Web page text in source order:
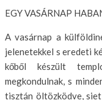
EGY VASÁRNAP
A vasárnap a
jelenetek­kel s eredeti
kőből készült
megkondulnak, s
tisztán öltözködve,